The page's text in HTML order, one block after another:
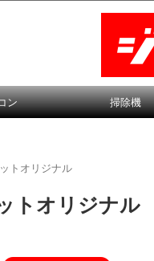
ン 掃除機
トオリジナル
トオリジナル